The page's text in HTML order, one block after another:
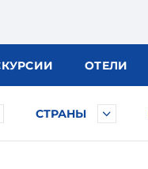
ОТЕЛИ
СТРАНЫ